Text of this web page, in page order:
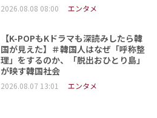
2026.08.08 08:00 エンタメ
【K-POPもKドラマも深読みしたら韓
国が見えた】＃韓国人はなぜ「呼称整
理」をするのか、「脱出おひとり島」
が映す韓国社会
2026.08.07 13:01 エンタメ